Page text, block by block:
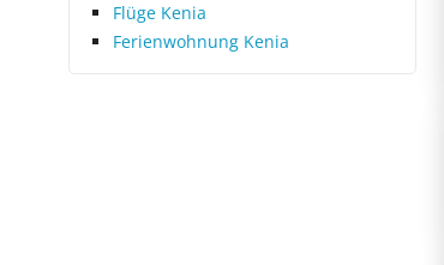
Flüge Kenia
Ferienwohnung Kenia